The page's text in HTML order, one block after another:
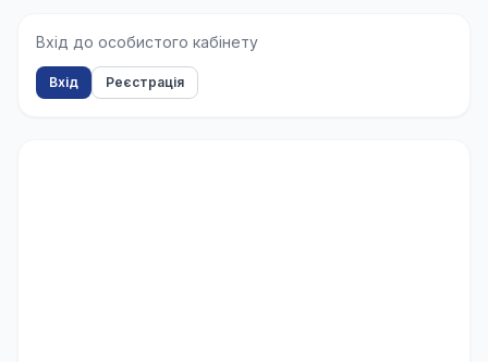
Вхід до особистого кабінету
Вхід Реєстрація